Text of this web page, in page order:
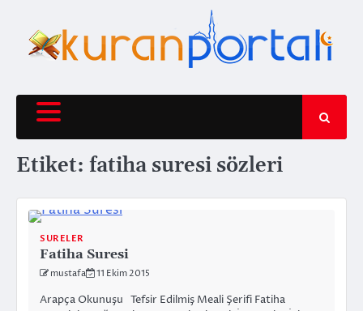
content
Etiket: fatiha suresi sözleri
SURELER
Fatiha Suresi
mustafa 11 Ekim 2015
Arapça Okunuşu Tefsir Edilmiş Meali Şerifi Fatiha